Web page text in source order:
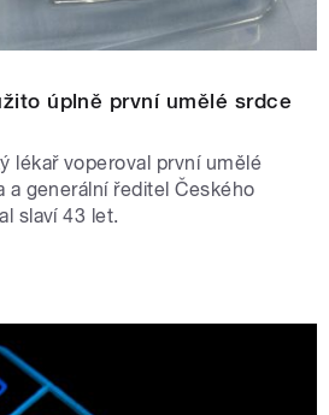
úplně první umělé srdce
lékař voperoval první umělé
a generální ředitel Českého
slaví 43 let.